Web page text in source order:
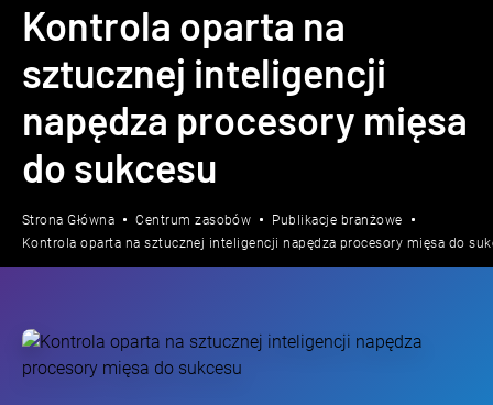
Kontrola oparta na
sztucznej inteligencji
napędza procesory mięsa
do sukcesu
Strona Główna Centrum zasobów
Publikacje branżowe
Kontrola oparta na sztucznej inteligencji napędza procesory mięsa do